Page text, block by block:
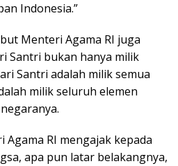
Indonesia.”
Menteri Agama RI juga
Santri bukan hanya milik
Santri adalah milik semua
milik seluruh elemen
RI mengajak kepada
apa pun latar belakangnya,